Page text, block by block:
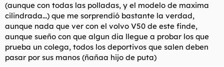
(aunque con todas las polladas, y el modelo de maxima
cilindrada...) que me sorprendió bastante la verdad,
aunque nada que ver con el volvo V50 de este finde,
aunque sueño con que algun dia llegue a probar los que
prueba un colega, todos los deportivos que salen deben
pasar por sus manos (ñañaa hijo de puta)